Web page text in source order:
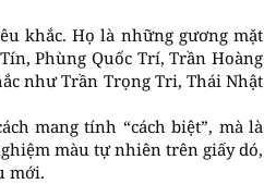
khắc. Họ là những gương mặt
Phùng Quốc Trí, Trần Hoàng
như Trần Trọng Tri, Thái Nhật
mang tính “cách biệt”, mà là
màu tự nhiên trên giấy dó,
mới.